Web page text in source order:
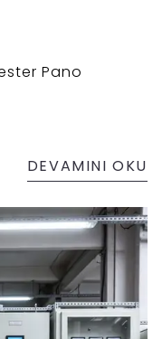
Pano
DEVAMINI OKU